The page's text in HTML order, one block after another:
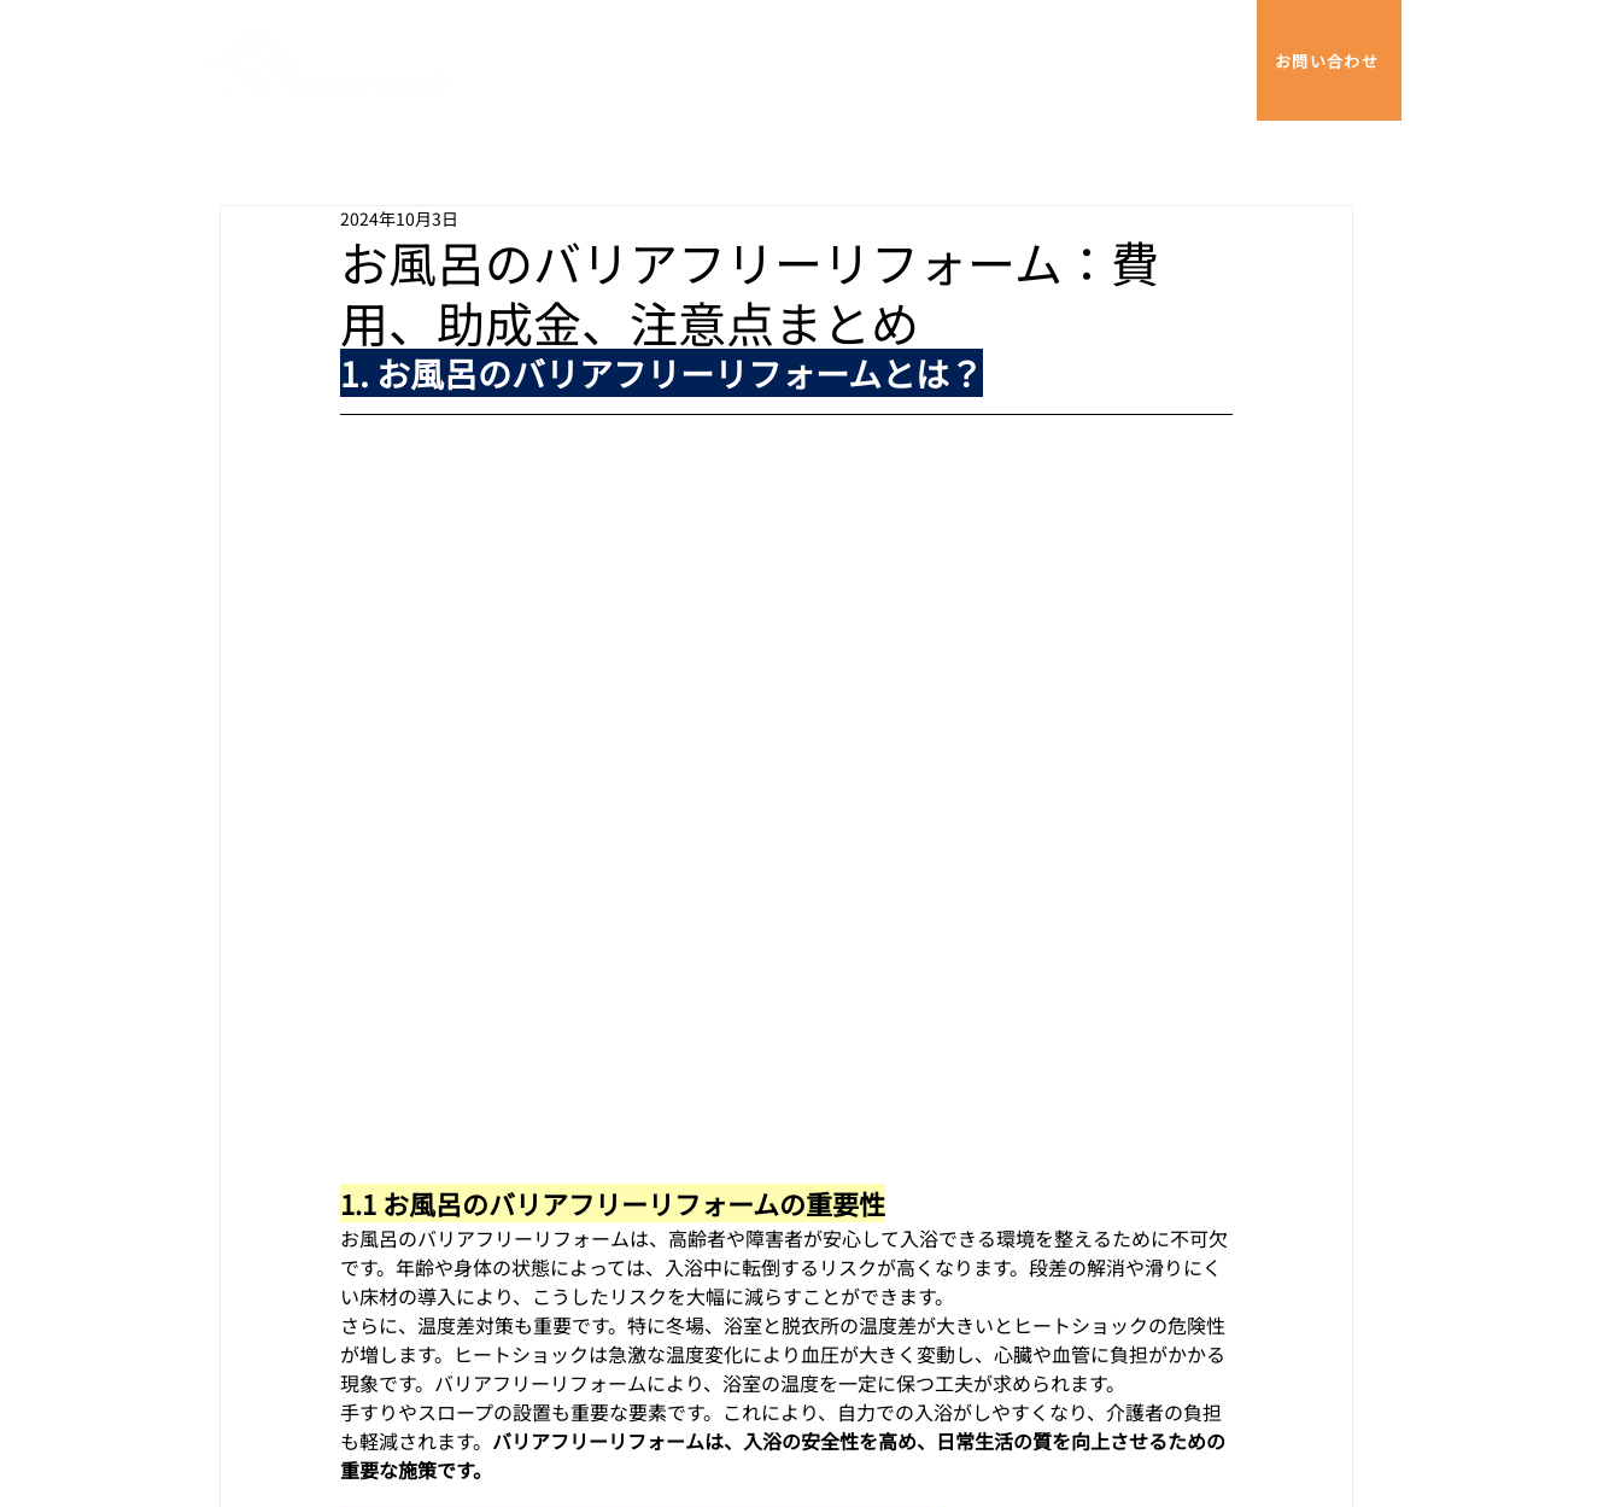
お問い合わせ
お風呂のバリアフリーリフォーム：費
用、助成金、注意点まとめ
2024年10月3日
1. お風呂のバリアフリーリフォームとは？
1.1 お風呂のバリアフリーリフォームの重要性
お風呂のバリアフリーリフォームは、高齢者や障害者が安心して入浴できる環境を整えるために不可欠
です。年齢や身体の状態によっては、入浴中に転倒するリスクが高くなります。段差の解消や滑りにく
い床材の導入により、こうしたリスクを大幅に減らすことができます。
さらに、温度差対策も重要です。特に冬場、浴室と脱衣所の温度差が大きいとヒートショックの危険性
が増します。ヒートショックは急激な温度変化により血圧が大きく変動し、心臓や血管に負担がかかる
現象です。バリアフリーリフォームにより、浴室の温度を一定に保つ工夫が求められます。
手すりやスロープの設置も重要な要素です。これにより、自力での入浴がしやすくなり、介護者の負担
も軽減されます。 バリアフリーリフォームは、入浴の安全性を高め、日常生活の質を向上させるための
重要な施策です。